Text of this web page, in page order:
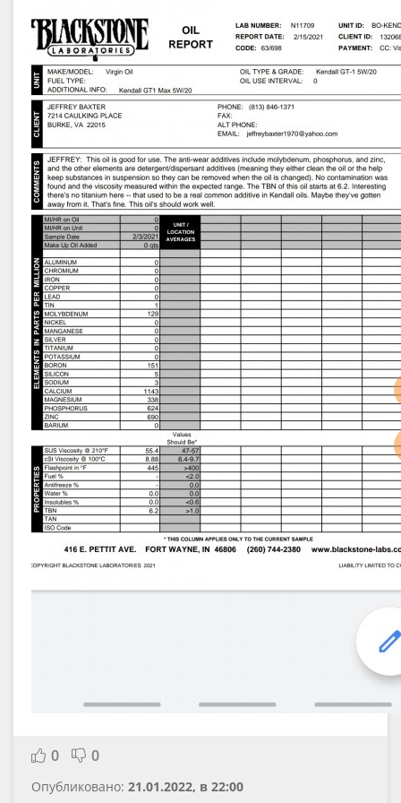
0 0
Опубликовано: 21.01.2022, в 22:00